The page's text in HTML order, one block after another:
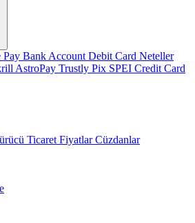
Pay Bank Account Debit Card Neteller
AstroPay Trustly Pix SPEI Credit Card
Ticaret FiyatlarCüzdanlar